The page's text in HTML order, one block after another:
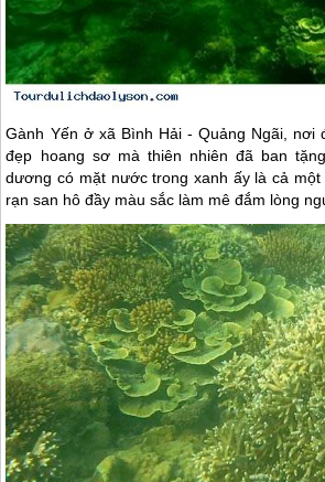
Gành Yến ở xã Bình Hải - Quảng Ngãi, nơi
đẹp hoang sơ mà thiên nhiên đã ban
dương có mặt nước trong xanh ấy là cả
rạn san hô đầy màu sắc làm mê đắm lòng